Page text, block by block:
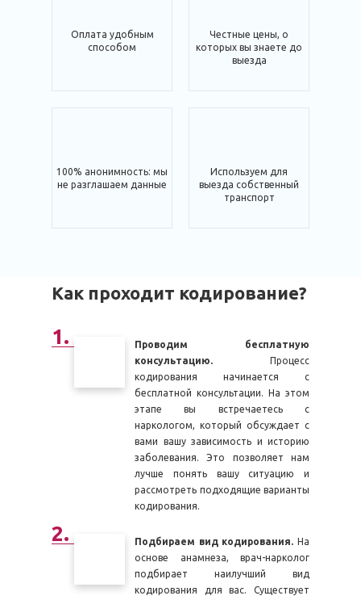
Оплата удобным
способом
Честные цены, о
которых вы знаете до
выезда
100% анонимность: мы
не разглашаем данные
Используем для
выезда собственный
транспорт
Как проходит кодирование?
Проводим бесплатную
консультацию. Процесс
кодирования начинается с
бесплатной консультации. На этом
этапе вы встречаетесь с
наркологом, который обсуждает с
вами вашу зависимость и историю
заболевания. Это позволяет нам
лучше понять вашу ситуацию и
рассмотреть подходящие варианты
кодирования.
Подбираем вид кодирования. На
основе анамнеза, врач-нарколог
подбирает наилучший вид
кодирования для вас. Существует